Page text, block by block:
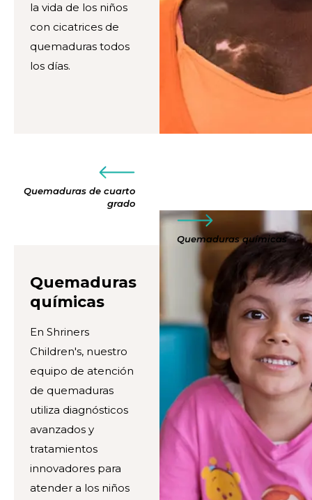
la vida de los niños
con cicatrices de
quemaduras todos
los días.
Quemaduras de cuarto
grado
Quemaduras químicas
Quemaduras
químicas
En Shriners
Children's, nuestro
equipo de atención
de quemaduras
utiliza diagnósticos
avanzados y
tratamientos
innovadores para
atender a los niños